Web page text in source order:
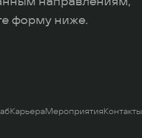
форму ниже.
КарьераМероприятияКонтакты